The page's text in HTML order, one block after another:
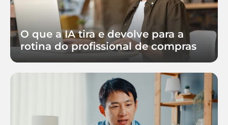
O que a IA tira e devolve para a
rotina do profissional de compras